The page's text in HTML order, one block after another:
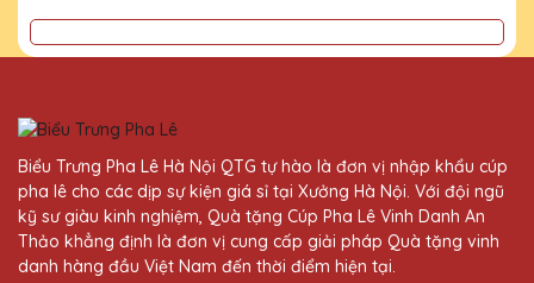
Biểu Trưng Pha Lê Hà Nội QTG tự hào là đơn vị nhập khẩu cúp
pha lê cho các dịp sự kiện giá sỉ tại Xưởng Hà Nội. Với đội ngũ
kỹ sư giàu kinh nghiệm, Quà tặng Cúp Pha Lê Vinh Danh An
Thảo khẳng định là đơn vị cung cấp giải pháp Quà tặng vinh
danh hàng đầu Việt Nam đến thời điểm hiện tại.